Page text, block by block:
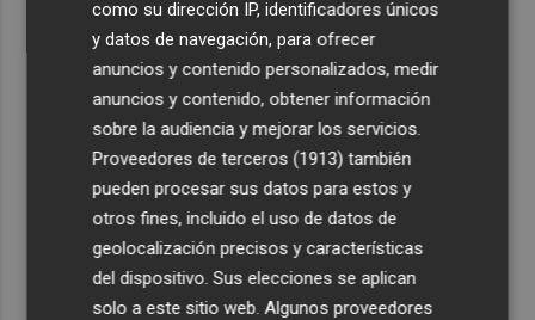
como su dirección IP, identificadores únicos
y datos de navegación, para ofrecer
anuncios y contenido personalizados, medir
anuncios y contenido, obtener información
sobre la audiencia y mejorar los servicios.
Proveedores de terceros (1913) también
pueden procesar sus datos para estos y
otros fines, incluido el uso de datos de
geolocalización precisos y características
del dispositivo. Sus elecciones se aplican
solo a este sitio web. Algunos proveedores